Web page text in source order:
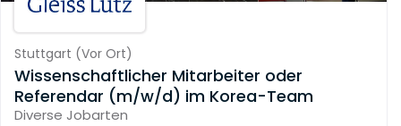
Stuttgart (Vor Ort)
Wissenschaftlicher Mitarbeiter oder
Referendar (m/w/d) im Korea-Team
Diverse Jobarten